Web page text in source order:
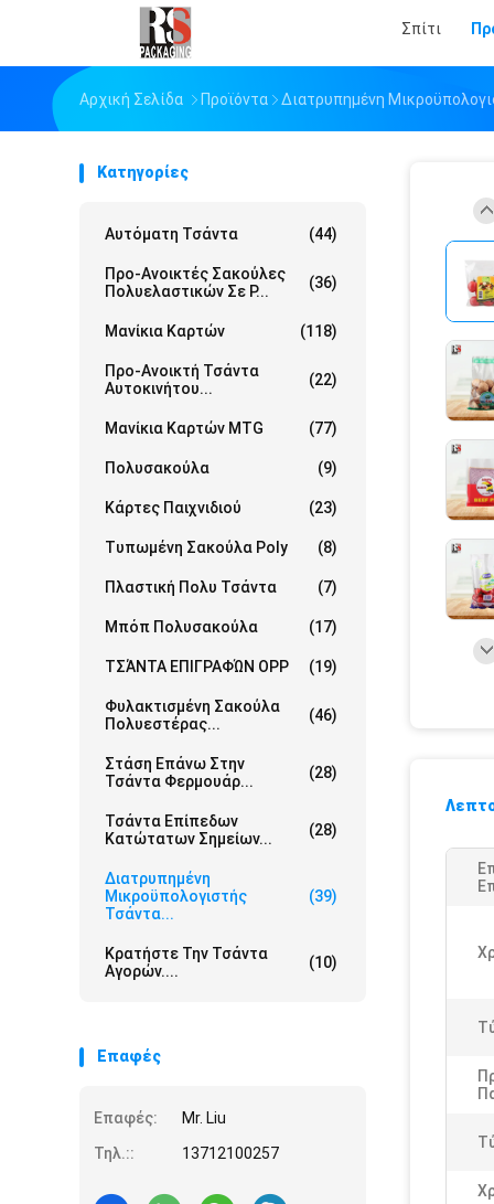
Σπίτι
Αρχική Σελίδα Προϊόντα Διατρυπημένη
Κατηγορίες
Αυτόματη Τσάντα (44)
Προ-Ανοικτές Σακούλες
Πολυελαστικών Σε Ρ...
(36)
Μανίκια Καρτών (118)
Προ-Ανοικτή Τσάντα
Αυτοκινήτου...
(22)
Μανίκια Καρτών MTG (77)
Πολυσακούλα (9)
Κάρτες Παιχνιδιού (23)
Τυπωμένη Σακούλα Poly (8)
Πλαστική Πολυ Τσάντα (7)
Μπόπ Πολυσακούλα (17)
ΤΣΆΝΤΑ ΕΠΙΓΡΑΦΏΝ OPP (19)
Φυλακτισμένη Σακούλα
Πολυεστέρας...
(46)
Στάση Επάνω Στην
Τσάντα Φερμουάρ...
(28)
Τσάντα Επίπεδων
Κατώτατων Σημείων...
(28)
Διατρυπημένη
Μικροϋπολογιστής
Τσάντα...
(39)
Κρατήστε Την Τσάντα
Αγορών....
(10)
Επαφές
Επαφές:
Mr. Liu
Τηλ.::
13712100257